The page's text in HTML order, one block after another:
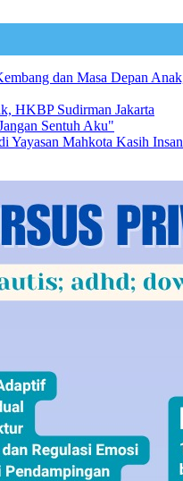
dan Masa Depan
HKBP Sudirman Jakarta
Sentuh Aku"
Yayasan Mahkota Kasih